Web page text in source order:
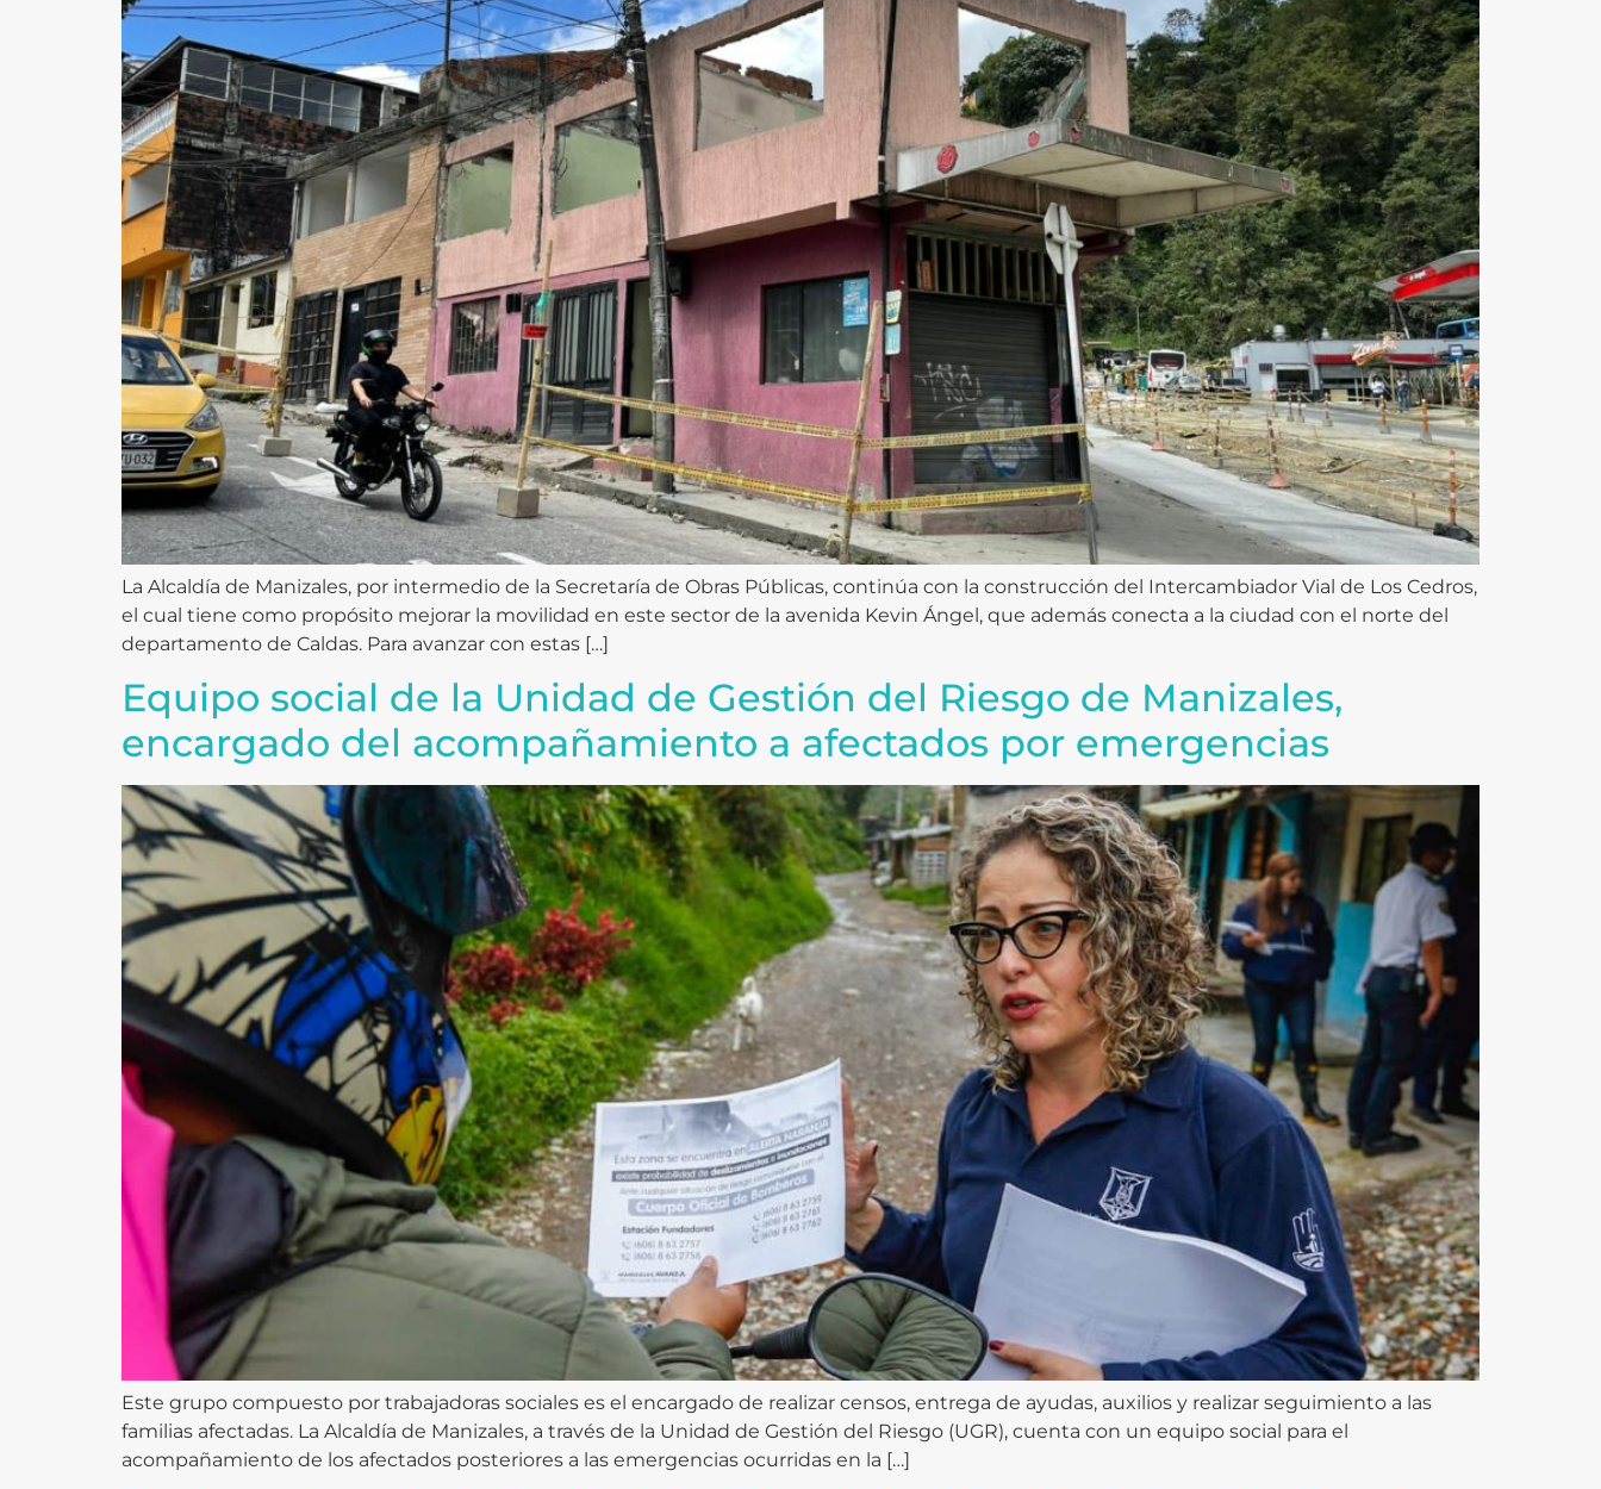
La Alcaldía de Manizales, por intermedio de la Secretaría de Obras Públicas, continúa con la construcción del Intercambiador Vial de Los Cedros,
el cual tiene como propósito mejorar la movilidad en este sector de la avenida Kevin Ángel, que además conecta a la ciudad con el norte del
departamento de Caldas. Para avanzar con estas […]
Equipo social de la Unidad de Gestión del Riesgo de Manizales,
encargado del acompañamiento a afectados por emergencias
Este grupo compuesto por trabajadoras sociales es el encargado de realizar censos, entrega de ayudas, auxilios y realizar seguimiento a las
familias afectadas. La Alcaldía de Manizales, a través de la Unidad de Gestión del Riesgo (UGR), cuenta con un equipo social para el
acompañamiento de los afectados posteriores a las emergencias ocurridas en la […]